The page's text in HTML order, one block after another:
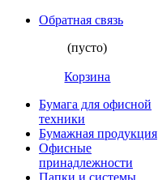
Обратная связь
(пусто)
Корзина
Бумага для офисной
техники
Бумажная продукция
Офисные
принадлежности
Папки и системы